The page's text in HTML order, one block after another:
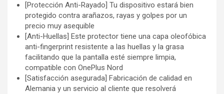
[Protección Anti-Rayado] Tu dispositivo estará bien
protegido contra arañazos, rayas y golpes por un
precio muy asequible
[Anti-Huellas] Este protector tiene una capa oleofóbica
anti-fingerprint resistente a las huellas y la grasa
facilitando que la pantalla esté siempre limpia,
compatible con OnePlus Nord
[Satisfacción asegurada] Fabricación de calidad en
Alemania y un servicio al cliente que resolverá